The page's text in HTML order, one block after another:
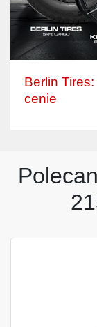
Berlin
cenie